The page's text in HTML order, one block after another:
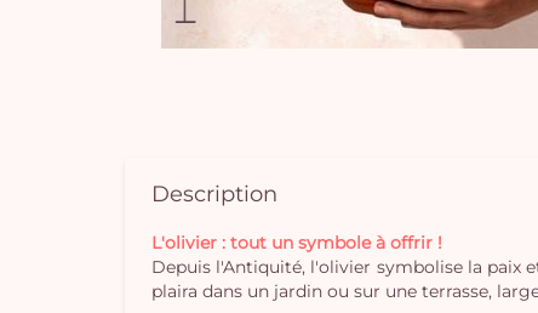
Description
L'olivier : tout un symbole à offrir !
Depuis l'Antiquité, l'olivier symbolise la paix
plaira dans un jardin ou sur une terrasse,